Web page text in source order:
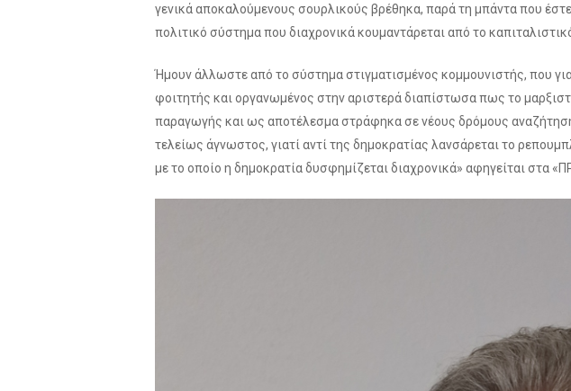
γενικά αποκαλούμενους σουρλικούς βρέθηκα, παρά τη μπάντα που
πολιτικό σύστημα που διαχρονικά κουμαντάρεται από το
Ήμουν άλλωστε από το σύστημα στιγματισμένος κομμουνιστής, που
φοιτητής και οργανωμένος στην αριστερά διαπίστωσα πως το
παραγωγής και ως αποτέλεσμα στράφηκα σε νέους δρόμους
τελείως άγνωστος, γιατί αντί της δημοκρατίας λανσάρεται το
με το οποίο η δημοκρατία δυσφημίζεται διαχρονικά» αφηγείται στα